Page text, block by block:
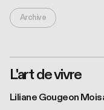
Archive
L'art de vivre
Liliane Gougeon